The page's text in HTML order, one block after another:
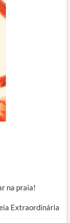
na praia!
Extraordinária